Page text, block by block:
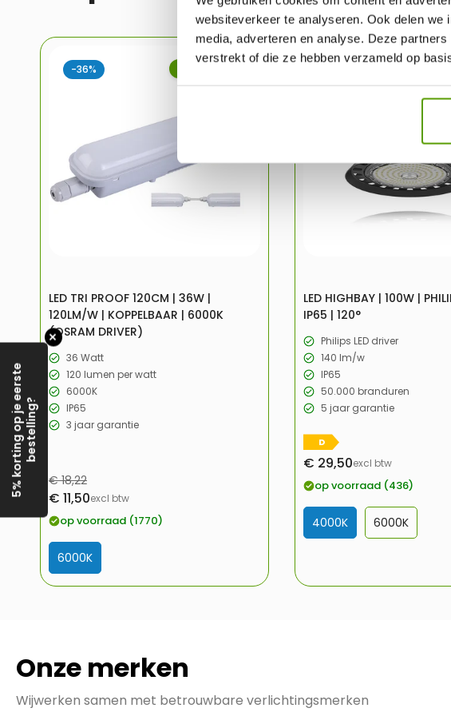
websiteverkeer te analyseren. Ook delen
media, adverteren en analyse. Deze
verstrekt of die ze hebben verzameld op
-36%
LED TRI PROOF 120CM | 36W |
120LM/W | KOPPELBAAR | 6000K
(OSRAM DRIVER)
36 Watt
120 lumen per watt
6000K
IP65
3 jaar garantie
Verkoopprijs
Normale
prijs
€ 18,22
€ 11,50excl btw
op voorraad (1770)
6000K
LED HIGHBAY | 100W |
IP65 | 120°
Philips LED driver
140 lm/w
IP65
50.000 branduren
5 jaar garantie
D
Verkoopprijs
€ 29,50excl btw
op voorraad (436)
4000K 6000K
Onze merken
Wijwerken samen met betrouwbare verlichtingsmerken
5% korting op je eerstebestelling?
✕